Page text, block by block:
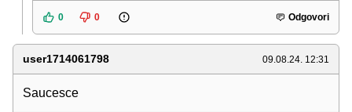
0 0 Odgovori
user1714061798 09.08.24. 12:31
Saucesce